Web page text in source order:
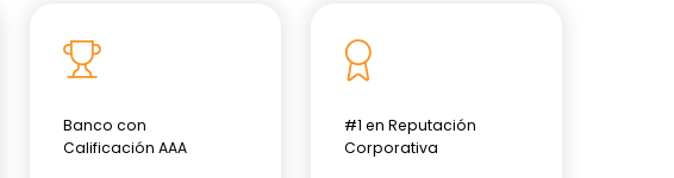
Banco con
Calificación AAA
#1 en Reputación
Corporativa